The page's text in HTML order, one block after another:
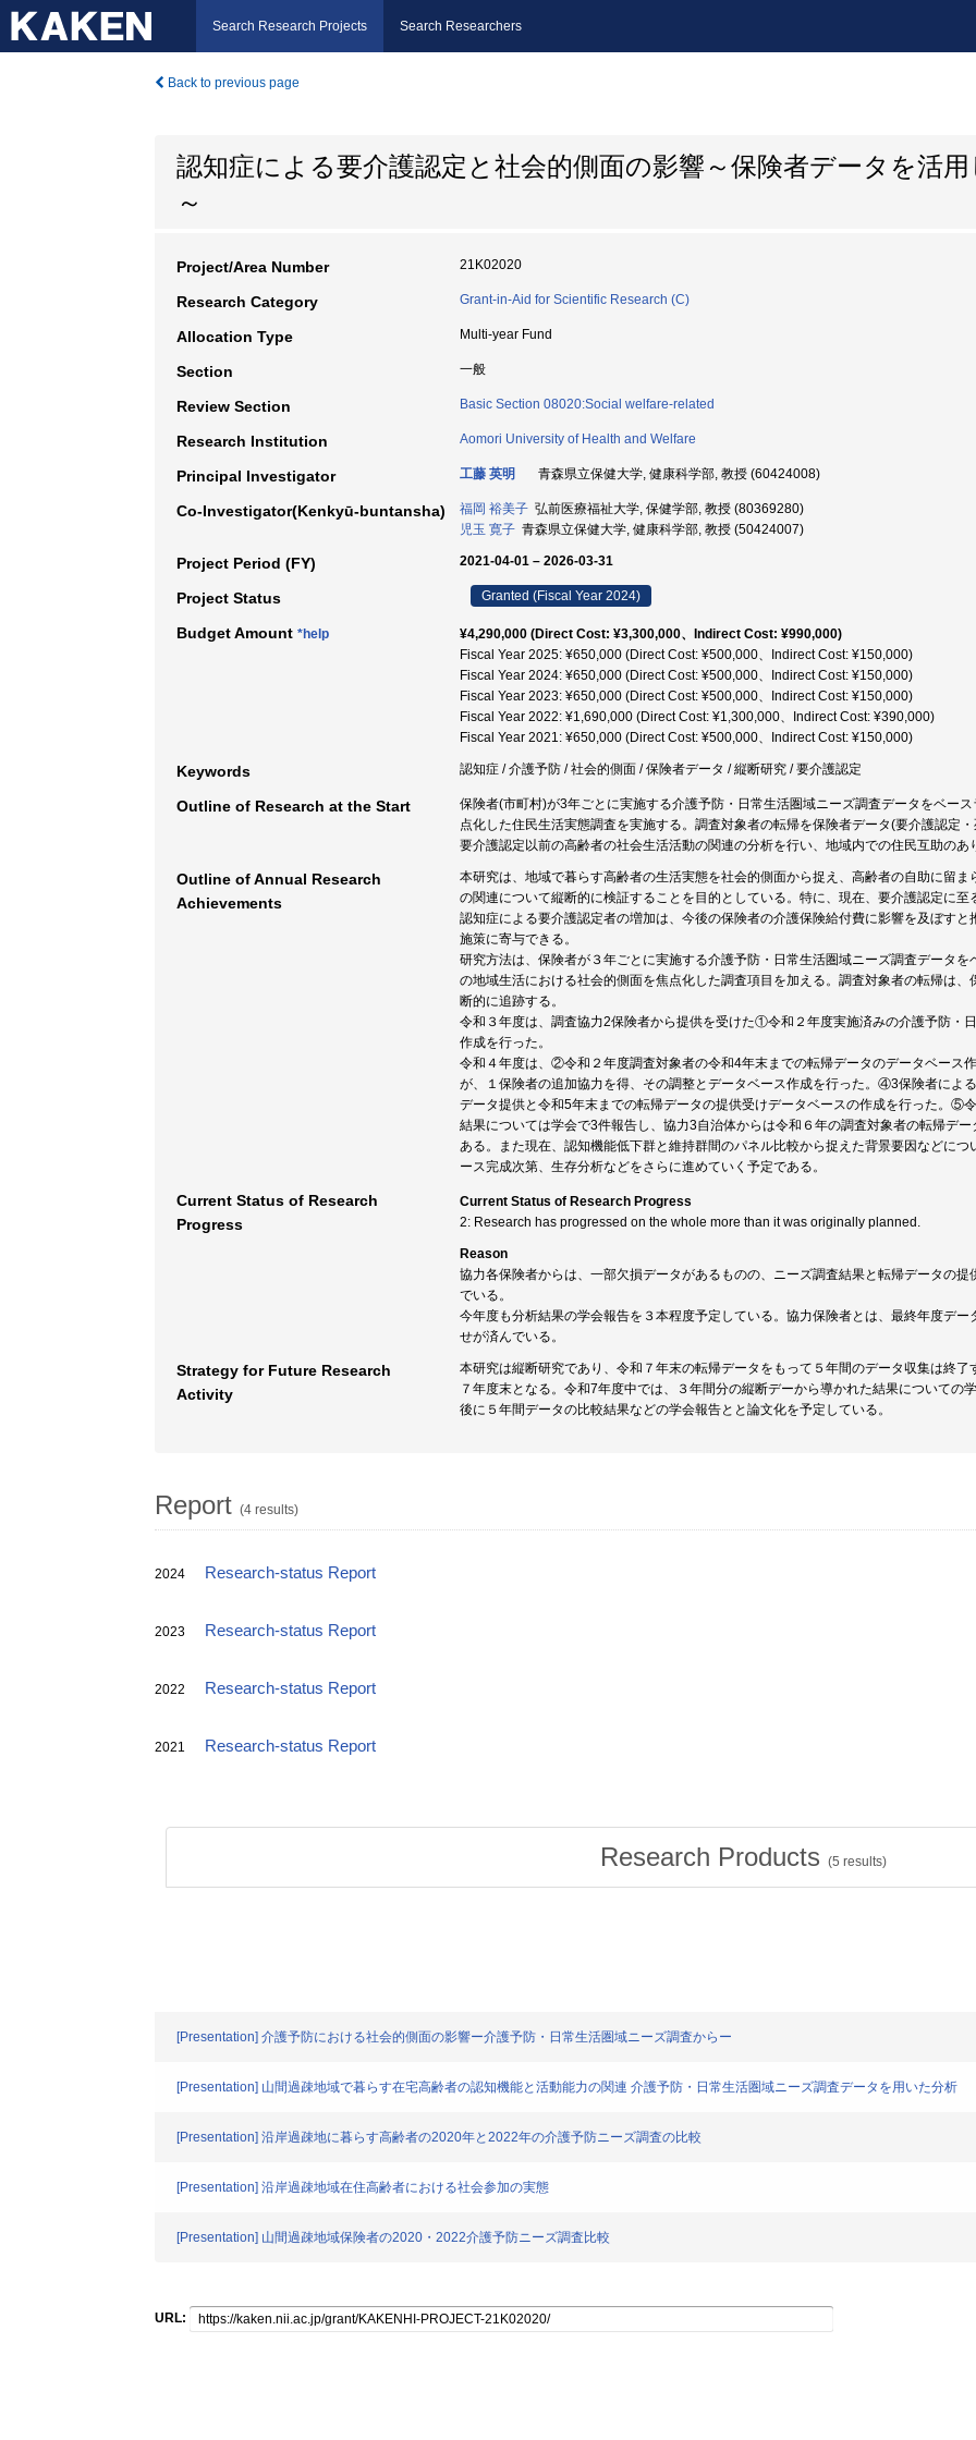
Search Research Projects Search Researchers
Back to previous page
認知症による要介護認定と社会的側面の影響～保険者データを活
～
Project/Area Number 21K02020
Research Category Grant-in-Aid for Scientific Research (C)
Allocation Type Multi-year Fund
Section 一般
Review Section Basic Section 08020:Social welfare-related
Research Institution Aomori University of Health and Welfare
Principal Investigator 工藤 英明 青森県立保健大学, 健康科学部, 教授 (60424008)
Co-Investigator(Kenkyū-buntansha) 福岡 裕美子 弘前医療福祉大学, 保健学部, 教授 (80369280)
児玉 寛子 青森県立保健大学, 健康科学部, 教授 (50424007)
Project Period (FY) 2021-04-01 – 2026-03-31
Project Status Granted (Fiscal Year 2024)
Budget Amount *help
¥4,290,000 (Direct Cost: ¥3,300,000、Indirect Cost: ¥990,000)
Fiscal Year 2025: ¥650,000 (Direct Cost: ¥500,000、Indirect Cost: ¥150,000)
Fiscal Year 2024: ¥650,000 (Direct Cost: ¥500,000、Indirect Cost: ¥150,000)
Fiscal Year 2023: ¥650,000 (Direct Cost: ¥500,000、Indirect Cost: ¥150,000)
Fiscal Year 2022: ¥1,690,000 (Direct Cost: ¥1,300,000、Indirect Cost: ¥390,000)
Fiscal Year 2021: ¥650,000 (Direct Cost: ¥500,000、Indirect Cost: ¥150,000)
Keywords 認知症 / 介護予防 / 社会的側面 / 保険者データ / 縦断研究 / 要介護認定
Outline of Research at the Start
保険者(市町村)が3年ごとに実施する介護予防・日常生活圏域ニーズ調査データをベー
点化した住民生活実態調査を実施する。調査対象者の転帰を保険者データ(要介護認定
要介護認定以前の高齢者の社会生活活動の関連の分析を行い、地域内での住民互助のあ
Outline of Annual Research
Achievements
本研究は、地域で暮らす高齢者の生活実態を社会的側面から捉え、高齢者の自助に留
の関連について縦断的に検証することを目的としている。特に、現在、要介護認定に至
認知症による要介護認定者の増加は、今後の保険者の介護保険給付費に影響を及ぼす
施策に寄与できる。
研究方法は、保険者が３年ごとに実施する介護予防・日常生活圏域ニーズ調査データ
の地域生活における社会的側面を焦点化した調査項目を加える。調査対象者の転帰は
断的に追跡する。
令和３年度は、調査協力2保険者から提供を受けた①令和２年度実施済みの介護予防・
作成を行った。
令和４年度は、②令和２年度調査対象者の令和4年末までの転帰データのデータベース
が、１保険者の追加協力を得、その調整とデータベース作成を行った。④3保険者によ
データ提供と令和5年末までの転帰データの提供受けデータベースの作成を行った。⑤
結果については学会で3件報告し、協力3自治体からは令和６年の調査対象者の転帰デ
ある。また現在、認知機能低下群と維持群間のパネル比較から捉えた背景要因などに
ース完成次第、生存分析などをさらに進めていく予定である。
Current Status of Research
Progress
Current Status of Research Progress
2: Research has progressed on the whole more than it was originally planned.
Reason
協力各保険者からは、一部欠損データがあるものの、ニーズ調査結果と転帰データの
でいる。
今年度も分析結果の学会報告を３本程度予定している。協力保険者とは、最終年度デ
せが済んでいる。
Strategy for Future Research
Activity
本研究は縦断研究であり、令和７年末の転帰データをもって５年間のデータ収集は終
７年度末となる。令和7年度中では、３年間分の縦断デーから導かれた結果についての
後に５年間データの比較結果などの学会報告とと論文化を予定している。
Report (4 results)
2024 Research-status Report
2023 Research-status Report
2022 Research-status Report
2021 Research-status Report
Research Products (5 results)
[Presentation] 介護予防における社会的側面の影響ー介護予防・日常生活圏域ニーズ調査からー
[Presentation] 山間過疎地域で暮らす在宅高齢者の認知機能と活動能力の関連 介護予防・日常生活圏域ニーズ調査データを用いた分析
[Presentation] 沿岸過疎地に暮らす高齢者の2020年と2022年の介護予防ニーズ調査の比較
[Presentation] 沿岸過疎地域在住高齢者における社会参加の実態
[Presentation] 山間過疎地域保険者の2020・2022介護予防ニーズ調査比較
URL: